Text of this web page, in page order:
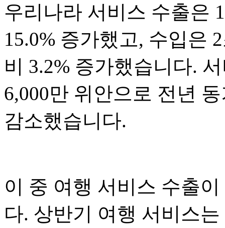
우리나라 서비스 수출은
15.0% 증가했고, 수입은
비 3.2% 증가했습니다.
6,000만 위안으로 전년
감소했습니다.
이 중 여행 서비스 수출
다. 상반기 여행 서비스